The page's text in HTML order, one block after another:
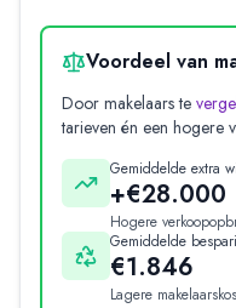
Voordeel van
Door makelaars te
tarieven én een hogere
Gemiddelde extra
+€28.000
Hogere
Gemiddelde
€1.846
Lagere